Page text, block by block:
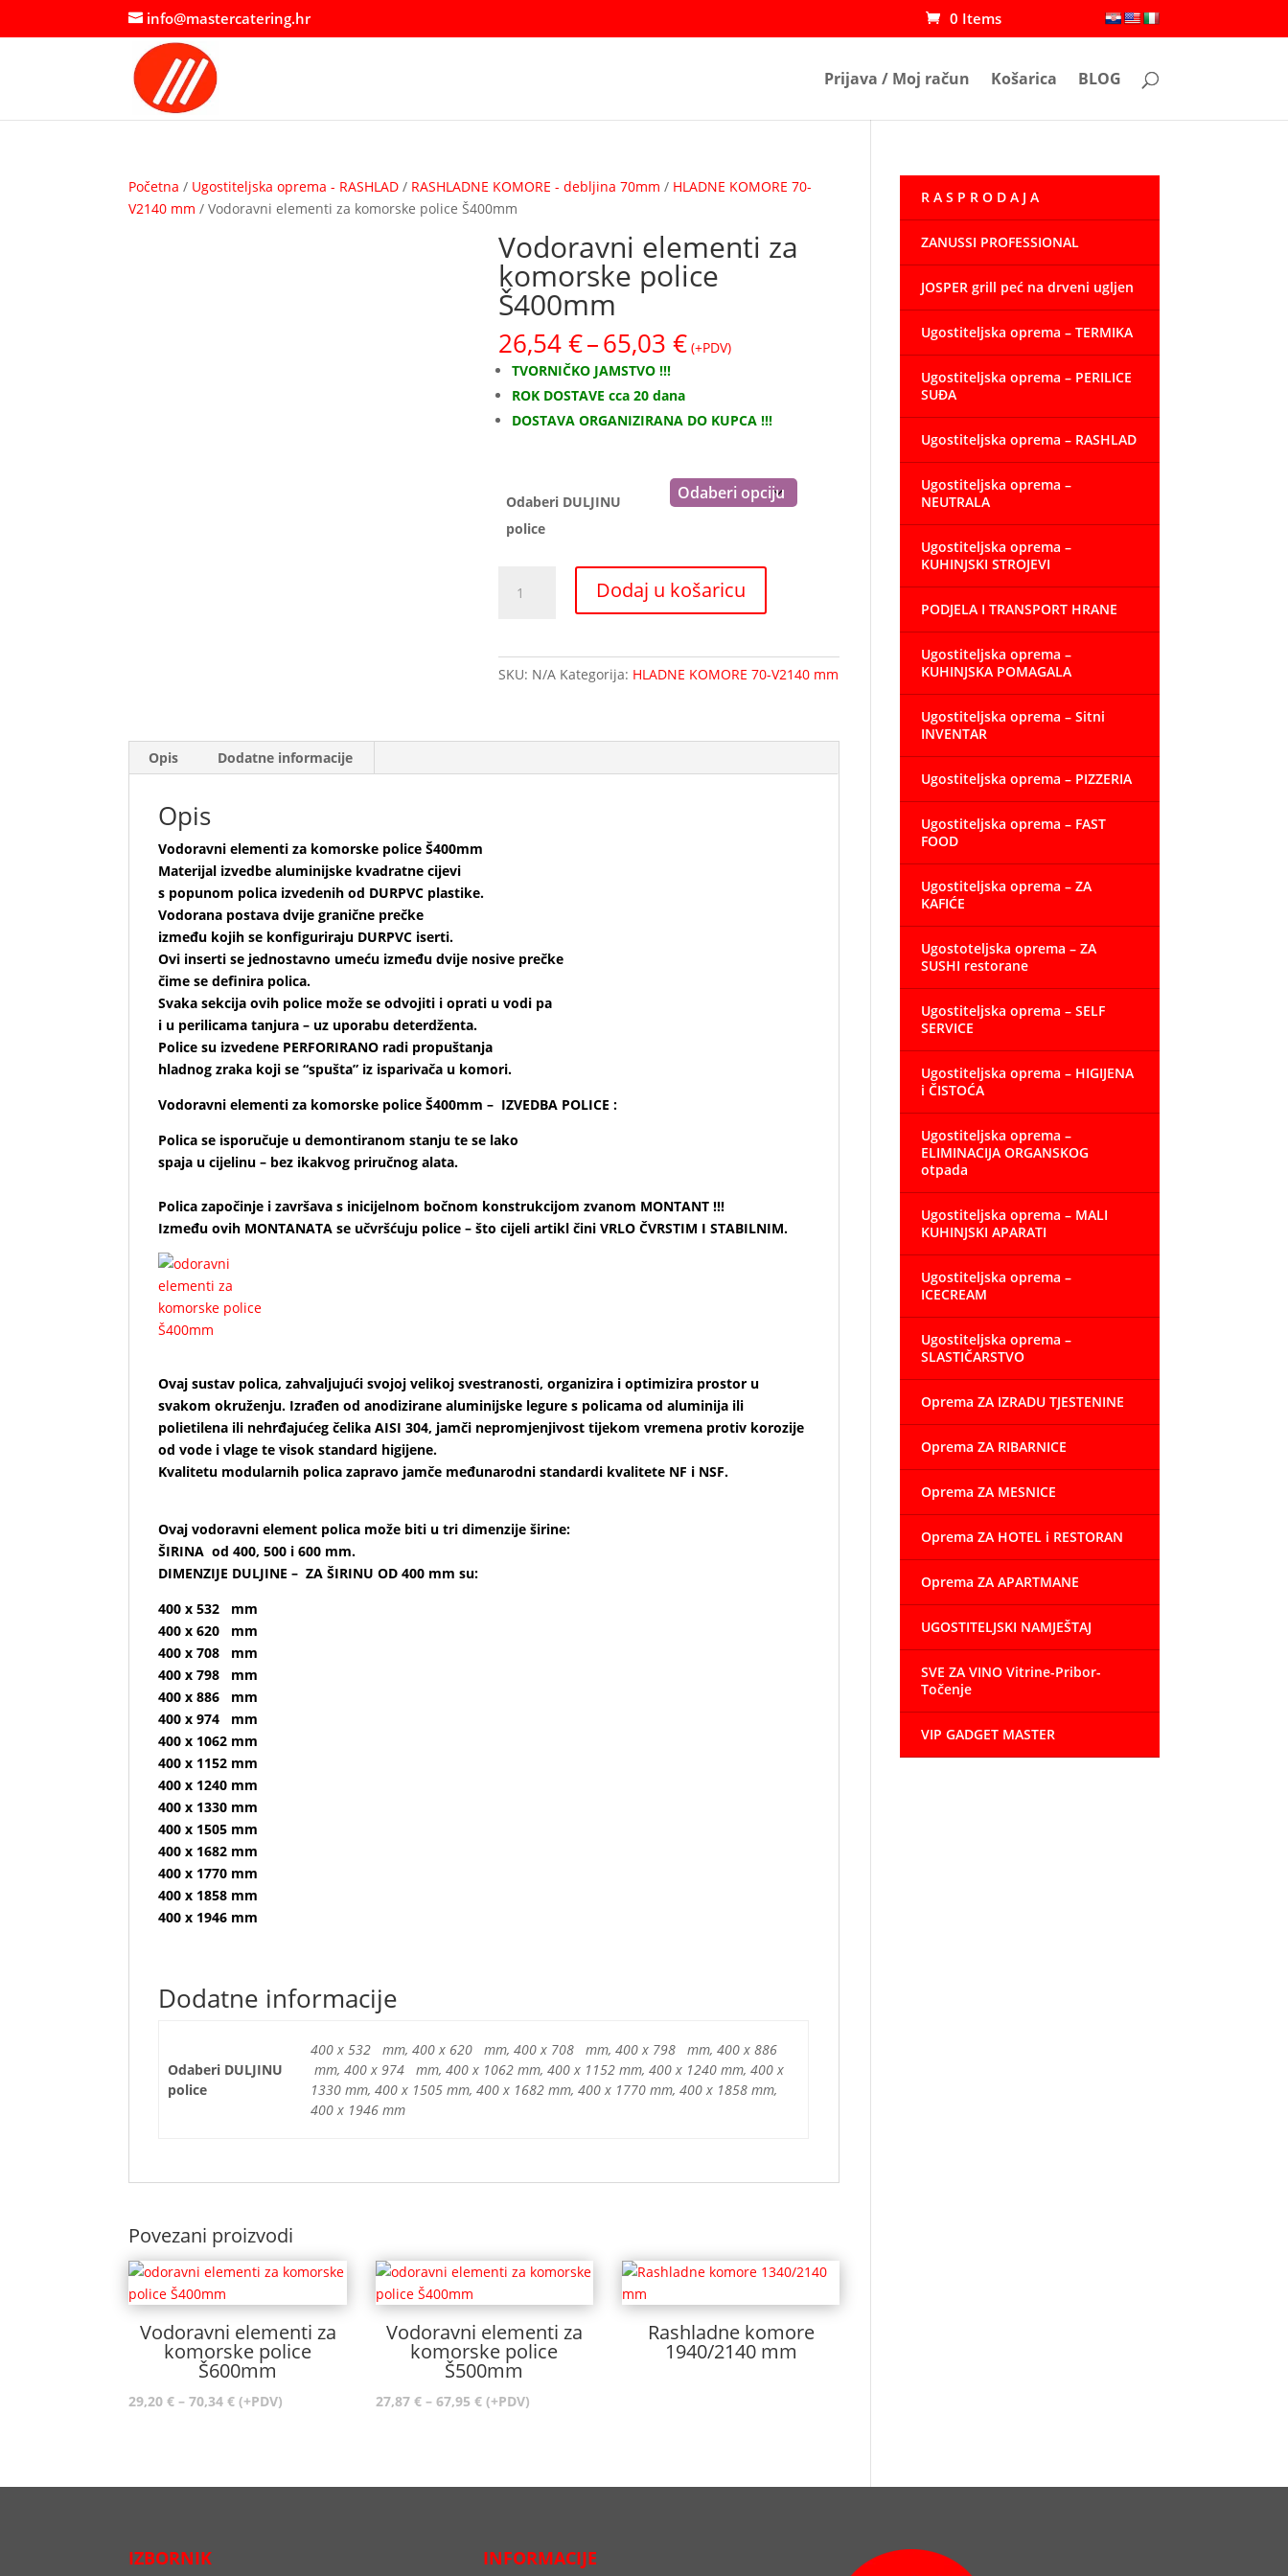
info@mastercatering.hr 0 Items
Prijava / Moj račun Košarica BLOG
Početna / Ugostiteljska oprema - RASHLAD / RASHLADNE KOMORE - debljina 70mm / HLADNE KOMORE 70-
V2140 mm / Vodoravni elementi za komorske police Š400mm
Vodoravni elementi za
komorske police
Š400mm
26,54€–65,03€Raspon
cijena:
26,54 €
do
(+PDV)
TVORNIČKO JAMSTVO !!!
ROK DOSTAVE cca 20 dana
DOSTAVA ORGANIZIRANA DO KUPCA !!!
Odaberi DULJINU
police
elementi
Dodaj u košaricu
SKU: N/A Kategorija: HLADNE KOMORE 70-V2140 mm
Opis Dodatne informacije
Opis
Vodoravni elementi za komorske police Š400mm
Materijal izvedbe aluminijske kvadratne cijevi
s popunom polica izvedenih od DURPVC plastike.
Vodorana postava dvije granične prečke
između kojih se konfiguriraju DURPVC iserti.
Ovi inserti se jednostavno umeću između dvije nosive prečke
čime se definira polica.
Svaka sekcija ovih police može se odvojiti i oprati u vodi pa
i u perilicama tanjura – uz uporabu deterdženta.
Police su izvedene PERFORIRANO radi propuštanja
hladnog zraka koji se “spušta” iz isparivača u komori.
Vodoravni elementi za komorske police Š400mm – IZVEDBA POLICE :
Polica se isporučuje u demontiranom stanju te se lako
spaja u cijelinu – bez ikakvog priručnog alata.
Polica započinje i završava s inicijelnom bočnom konstrukcijom zvanom MONTANT !!!
Između ovih MONTANATA se učvršćuju police – što cijeli artikl čini VRLO ČVRSTIM I STABILNIM.
Ovaj sustav polica, zahvaljujući svojoj velikoj svestranosti, organizira i optimizira prostor u
svakom okruženju. Izrađen od anodizirane aluminijske legure s policama od aluminija ili
polietilena ili nehrđajućeg čelika AISI 304, jamči nepromjenjivost tijekom vremena protiv korozije
od vode i vlage te visok standard higijene.
Kvalitetu modularnih polica zapravo jamče međunarodni standardi kvalitete NF i NSF.
Ovaj vodoravni element polica može biti u tri dimenzije širine:
ŠIRINA od 400, 500 i 600 mm.
DIMENZIJE DULJINE – ZA ŠIRINU OD 400 mm su:
400 x 532 mm
400 x 620 mm
400 x 708 mm
400 x 798 mm
400 x 886 mm
400 x 974 mm
400 x 1062 mm
400 x 1152 mm
400 x 1240 mm
400 x 1330 mm
400 x 1505 mm
400 x 1682 mm
400 x 1770 mm
400 x 1858 mm
400 x 1946 mm
Dodatne informacije
Odaberi DULJINU
police
400 x 532 mm, 400 x 620 mm, 400 x 708 mm, 400 x 798 mm, 400 x 886
mm, 400 x 974 mm, 400 x 1062 mm, 400 x 1152 mm, 400 x 1240 mm, 400 x
1330 mm, 400 x 1505 mm, 400 x 1682 mm, 400 x 1770 mm, 400 x 1858 mm,
400 x 1946 mm
Povezani proizvodi
Vodoravni elementi za
komorske police
Š600mm
29,20€ – 70,34€Raspon
do
(+PDV)
Vodoravni elementi za
komorske police
Š500mm
27,87 € – 67,95 €Raspon
do
(+PDV)
Rashladne komore
1940/2140 mm
R A S P R O D A J A
ZANUSSI PROFESSIONAL
JOSPER grill peć na drveni ugljen
Ugostiteljska oprema – TERMIKA
Ugostiteljska oprema – PERILICE
SUĐA
Ugostiteljska oprema – RASHLAD
Ugostiteljska oprema –
NEUTRALA
Ugostiteljska oprema –
KUHINJSKI STROJEVI
PODJELA I TRANSPORT HRANE
Ugostiteljska oprema –
KUHINJSKA POMAGALA
Ugostiteljska oprema – Sitni
INVENTAR
Ugostiteljska oprema – PIZZERIA
Ugostiteljska oprema – FAST
FOOD
Ugostiteljska oprema – ZA
KAFIĆE
Ugostoteljska oprema – ZA
SUSHI restorane
Ugostiteljska oprema – SELF
SERVICE
Ugostiteljska oprema – HIGIJENA
i ČISTOĆA
Ugostiteljska oprema –
ELIMINACIJA ORGANSKOG
otpada
Ugostiteljska oprema – MALI
KUHINJSKI APARATI
Ugostiteljska oprema –
ICECREAM
Ugostiteljska oprema –
SLASTIČARSTVO
Oprema ZA IZRADU TJESTENINE
Oprema ZA RIBARNICE
Oprema ZA MESNICE
Oprema ZA HOTEL i RESTORAN
Oprema ZA APARTMANE
UGOSTITELJSKI NAMJEŠTAJ
SVE ZA VINO Vitrine-Pribor-
Točenje
VIP GADGET MASTER
IZBORNIK INFORMACIJE